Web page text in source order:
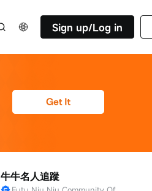
Sign up/Log in
牛牛名人追蹤